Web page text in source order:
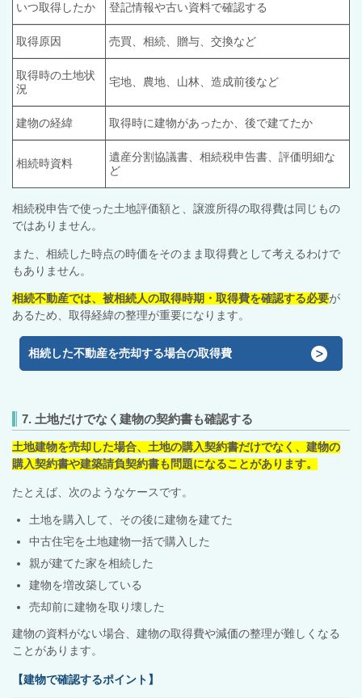
いつ取得したか 登記情報や古い資料で確認する
取得原因 売買、相続、贈与、交換など
取得時の土地状
況
宅地、農地、山林、造成前後など
建物の経緯 取得時に建物があったか、後で建てたか
相続時資料
遺産分割協議書、相続税申告書、評価明細な
ど
相続税申告で使った土地評価額と、譲渡所得の取得費は同じもの
ではありません。
また、相続した時点の時価をそのまま取得費として考えるわけで
もありません。
相続不動産では、被相続人の取得時期・取得費を確認する必要が
あるため、取得経緯の整理が重要になります。
相続した不動産を売却する場合の取得費
7. 土地だけでなく建物の契約書も確認する
土地建物を売却した場合、土地の購入契約書だけでなく、建物の
購入契約書や建築請負契約書も問題になることがあります。
たとえば、次のようなケースです。
土地を購入して、その後に建物を建てた
中古住宅を土地建物一括で購入した
親が建てた家を相続した
建物を増改築している
売却前に建物を取り壊した
建物の資料がない場合、建物の取得費や減価の整理が難しくなる
ことがあります。
【建物で確認するポイント】